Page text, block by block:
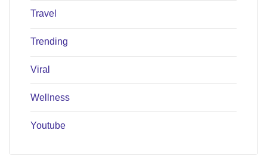
Travel
Trending
Viral
Wellness
Youtube